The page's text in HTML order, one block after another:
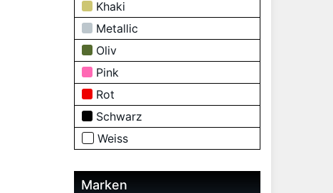
Khaki
Metallic
Oliv
Pink
Rot
Schwarz
Weiss
Marken